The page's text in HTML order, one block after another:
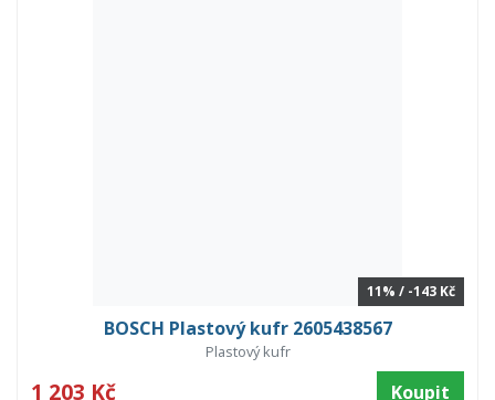
11% / -143 Kč
BOSCH Plastový kufr 2605438567
Plastový kufr
1 203 Kč Koupit